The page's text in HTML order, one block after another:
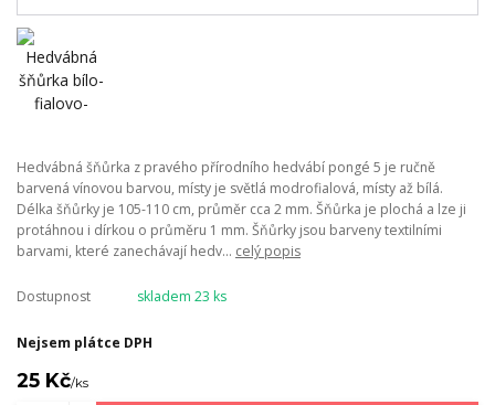
Hedvábná šňůrka z pravého přírodního hedvábí pongé 5 je ručně
barvená vínovou barvou, místy je světlá modrofialová, místy až bílá.
Délka šňůrky je 105-110 cm, průměr cca 2 mm. Šňůrka je plochá a lze ji
protáhnou i dírkou o průměru 1 mm. Šňůrky jsou barveny textilními
barvami, které zanechávají hedv... celý popis
Dostupnost skladem 23 ks
Nejsem plátce DPH
25 Kč/ks